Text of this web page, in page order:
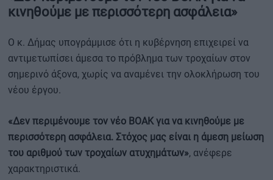
κινηθούμε με περισσότερη ασφάλεια»
Ο κ. Δήμας υπογράμμισε ότι η κυβέρνηση επιχειρεί να
αντιμετωπίσει άμεσα το πρόβλημα των τροχαίων στον
σημερινό άξονα, χωρίς να αναμένει την ολοκλήρωση του
νέου έργου.
«Δεν περιμένουμε τον νέο ΒΟΑΚ για να κινηθούμε με
περισσότερη ασφάλεια. Στόχος μας είναι η άμεση μείωση
του αριθμού των τροχαίων ατυχημάτων», ανέφερε
χαρακτηριστικά.